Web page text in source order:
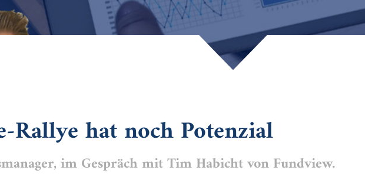
Rallye hat noch Potenzial
im Gespräch mit Tim Habicht von Fundview.